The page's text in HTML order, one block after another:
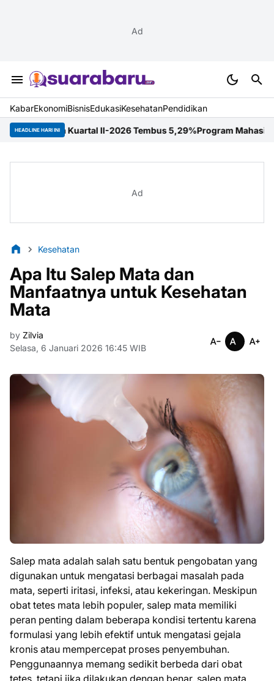
Ad
KabarEkonomiBisnisEdukasiKesehatanPendidikan
HEADLINE HARI INI
II-2026 Tembus 5,29%Program Mahasiswa Berdampak
Ad
Kesehatan
Apa Itu Salep Mata dan
Manfaatnya untuk Kesehatan
Mata
by Zilvia
Selasa, 6 Januari 2026 16:45 WIB
Salep mata adalah salah satu bentuk pengobatan yang
digunakan untuk mengatasi berbagai masalah pada
mata, seperti iritasi, infeksi, atau kekeringan. Meskipun
obat tetes mata lebih populer, salep mata memiliki
peran penting dalam beberapa kondisi tertentu karena
formulasi yang lebih efektif untuk mengatasi gejala
kronis atau mempercepat proses penyembuhan.
Penggunaannya memang sedikit berbeda dari obat